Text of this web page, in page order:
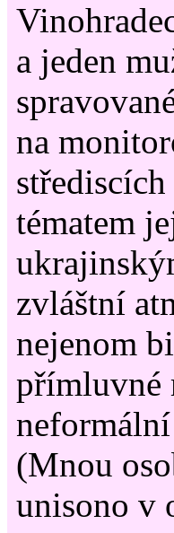
a jeden
na
tématem
zvláštní
nejenom
přímluvné
(Mnou
unisono v